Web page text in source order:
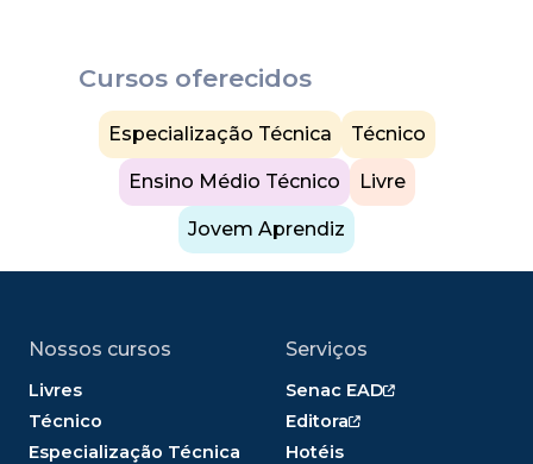
Cursos oferecidos
Técnico
Livre
Ensino Médio Técnico
Jovem Aprendiz
Especialização Técnica
Nossos cursos
Livres
Técnico
Especialização Técnica
Serviços
Senac EAD
Editora
Hotéis